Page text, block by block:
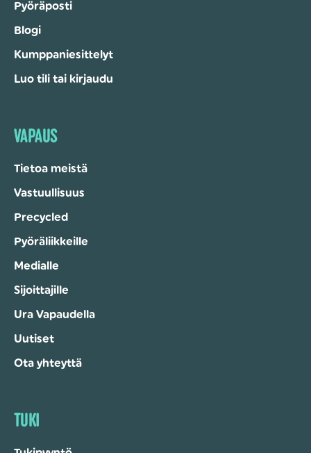
Pyöräposti
Blogi
Kumppaniesittelyt
Luo tili tai kirjaudu
VAPAUS
Tietoa meistä
Vastuullisuus
Precycled
Pyöräliikkeille
Medialle
Sijoittajille
Ura Vapaudella
Uutiset
Ota yhteyttä
TUKI